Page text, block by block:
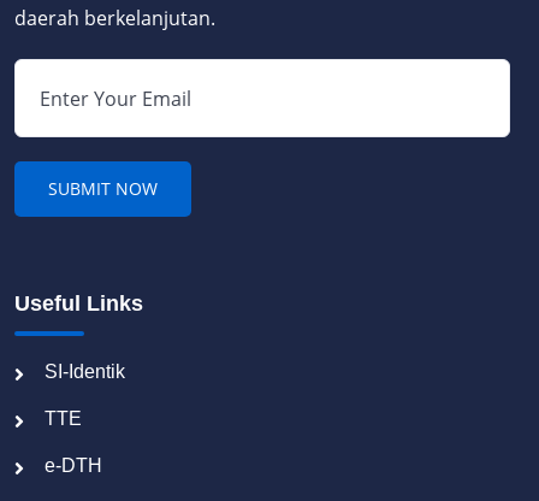
daerah berkelanjutan.
Useful Links
SI-Identik
TTE
e-DTH